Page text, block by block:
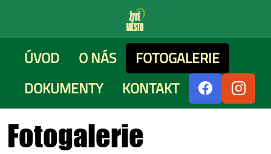
ÚVOD O NÁS
FOTOGALERIE
DOKUMENTY
KONTAKT
Fotogalerie